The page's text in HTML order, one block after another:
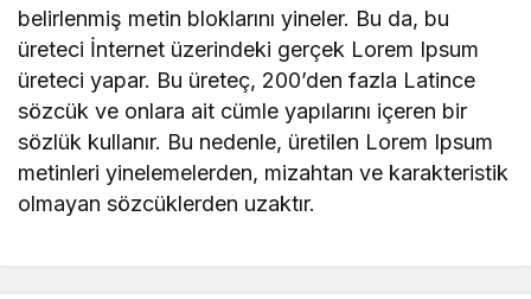
belirlenmiş metin bloklarını yineler. Bu da, bu
üreteci İnternet üzerindeki gerçek Lorem Ipsum
üreteci yapar. Bu üreteç, 200’den fazla Latince
sözcük ve onlara ait cümle yapılarını içeren bir
sözlük kullanır. Bu nedenle, üretilen Lorem Ipsum
metinleri yinelemelerden, mizahtan ve karakteristik
olmayan sözcüklerden uzaktır.